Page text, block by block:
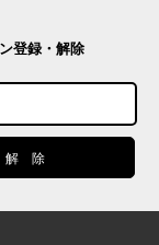
登録・解除